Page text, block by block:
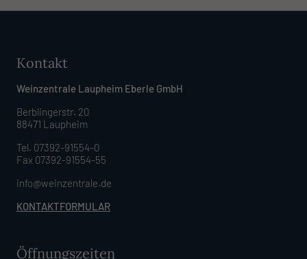
Kontakt
Weinzentrale Laupheim Eberle GmbH
Berblingerstr. 20
88471 Laupheim
Tel. 07392-91554-0
Fax 07392-91554-55
info@weinzentrale.de
KONTAKTFORMULAR
Öffnungszeiten